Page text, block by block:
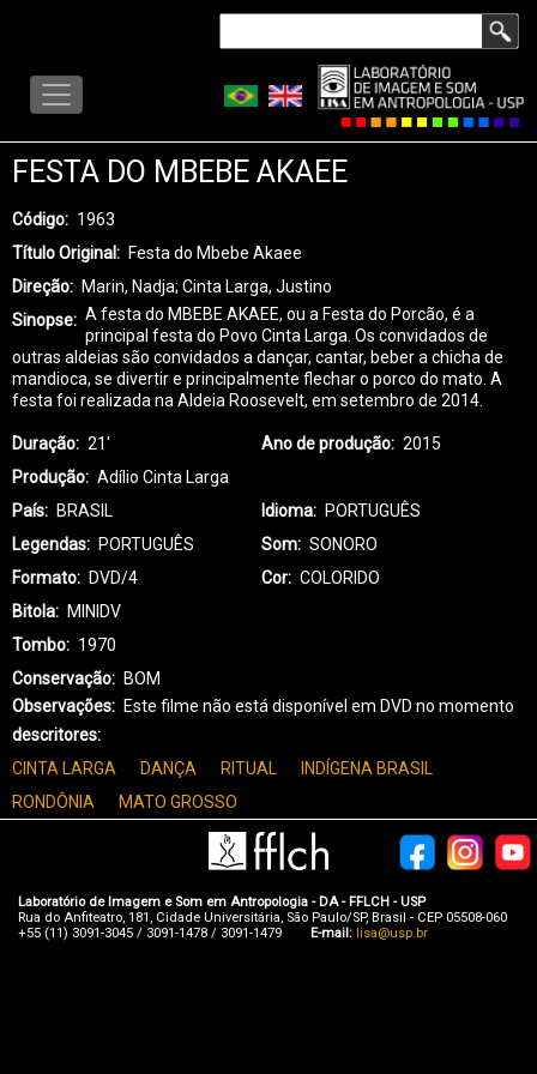
conteúdo
LISA
MENU
FESTA DO MBEBE AKAEE
Código
1963
Título Original
Festa do Mbebe Akaee
Direção
Marin, Nadja; Cinta Larga, Justino
Sinopse
A festa do MBEBE AKAEE, ou a Festa do Porcão, é a
principal festa do Povo Cinta Larga. Os convidados de
outras aldeias são convidados a dançar, cantar, beber a chicha de
mandioca, se divertir e principalmente flechar o porco do mato. A
festa foi realizada na Aldeia Roosevelt, em setembro de 2014.
Duração 21' Ano de produção
2015
Produção
Adílio Cinta Larga
País
BRASIL Idioma
PORTUGUÊS
Legendas
PORTUGUÊS Som
SONORO
Formato
DVD/4 Cor
COLORIDO
Bitola
MINIDV
Tombo
1970
Conservação
BOM
Observações
Este filme não está disponível em DVD no momento
descritores
CINTA LARGA
DANÇA RITUAL
INDÍGENA BRASIL
RONDÔNIA
MATO GROSSO
Laboratório de Imagem e Som em Antropologia - DA - FFLCH - USP
Rua do Anfiteatro, 181, Cidade Universitária, São Paulo/SP, Brasil - CEP 05508-060
+55 (11) 3091-3045 / 3091-1478 / 3091-1479 E-mail: lisa@usp.br